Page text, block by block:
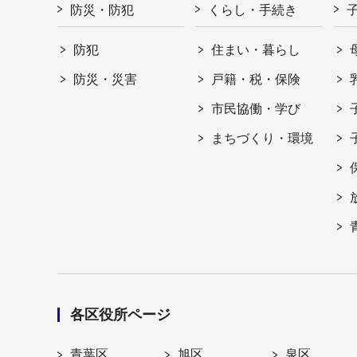
防災・防犯
防犯
防災・災害
くらし・手続き
住まい・暮らし
戸籍・税・保険
市民協働・学び
まちづくり・環境
各区役所ページ